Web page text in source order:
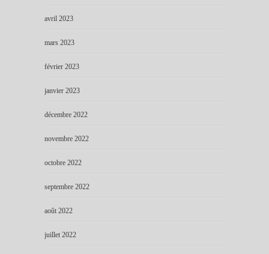
avril 2023
mars 2023
février 2023
janvier 2023
décembre 2022
novembre 2022
octobre 2022
septembre 2022
août 2022
juillet 2022